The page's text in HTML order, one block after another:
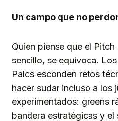
Un campo que no
Quien piense que el
sencillo, se equivoca.
Palos esconden retos
hacer sudar incluso a los
experimentados: greens
bandera estratégicas y el